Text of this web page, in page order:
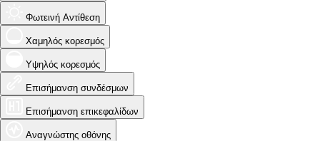
Φωτεινή Αντίθεση
Χαμηλός κορεσμός
Υψηλός κορεσμός
Επισήμανση συνδέσμων
Επισήμανση επικεφαλίδων
Αναγνώστης οθόνης